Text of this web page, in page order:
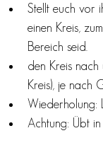
Stellt euch vor
einen Kreis,
Bereich seid.
den Kreis
Kreis), je nach
Wiederholung:
Achtung: Übt